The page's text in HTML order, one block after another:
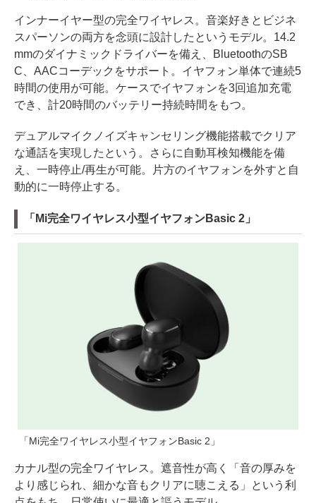
インナーイヤー型の完全ワイヤレス。音楽好きとビジネ
スパーソンの両方を念頭に設計したというモデル。14.2
mmのダイナミックドライバーを備え、BluetoothのSB
C、AACコーデックをサポート。イヤフォン単体で連続5
時間の使用が可能。ケースでイヤフォンを3回追加充電
でき、計20時間のバッテリー持続時間をもつ。
デュアルマイクノイズキャンセリング機能搭載でクリア
な通話を実現したという。さらに自動耳検知機能を備
え、一時停止/再生が可能。片方のイヤフォンを外すと自
動的に一時停止する。
「Mi完全ワイヤレス小型イヤフォンBasic 2」
「Mi完全ワイヤレス小型イヤフォンBasic 2」
カナル型の完全ワイヤレス。遮音性が高く「音の厚みを
より感じられ、細かな音もクリアに聴こえる」という利